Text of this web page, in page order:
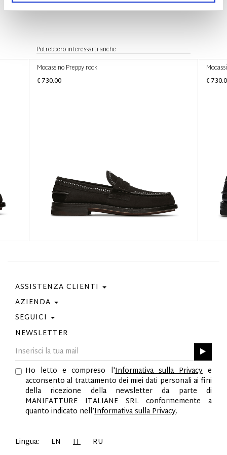
Potrebbero interessarti anche
Mocassino Preppy rock
€ 730.00
€
ASSISTENZA CLIENTI
Contattaci
Condizioni Di Acquisto
Guida Taglie
AZIENDA
Privacy Policy
Cookie Policy
Best Of Fabi
GPSR
SEGUICI
Facebook
Instagram
Pinterest
Twitter
YouTube
LinkedIn
NEWSLETTER
Ho letto e compreso l'Informativa sulla Privacye
acconsento al trattamento dei miei dati personali ai fini
della ricezione della newsletter da parte di
MANIFATTURE ITALIANE SRL conformemente a
quanto indicato nell’Informativa sulla Privacy.
Lingua: EN IT RU